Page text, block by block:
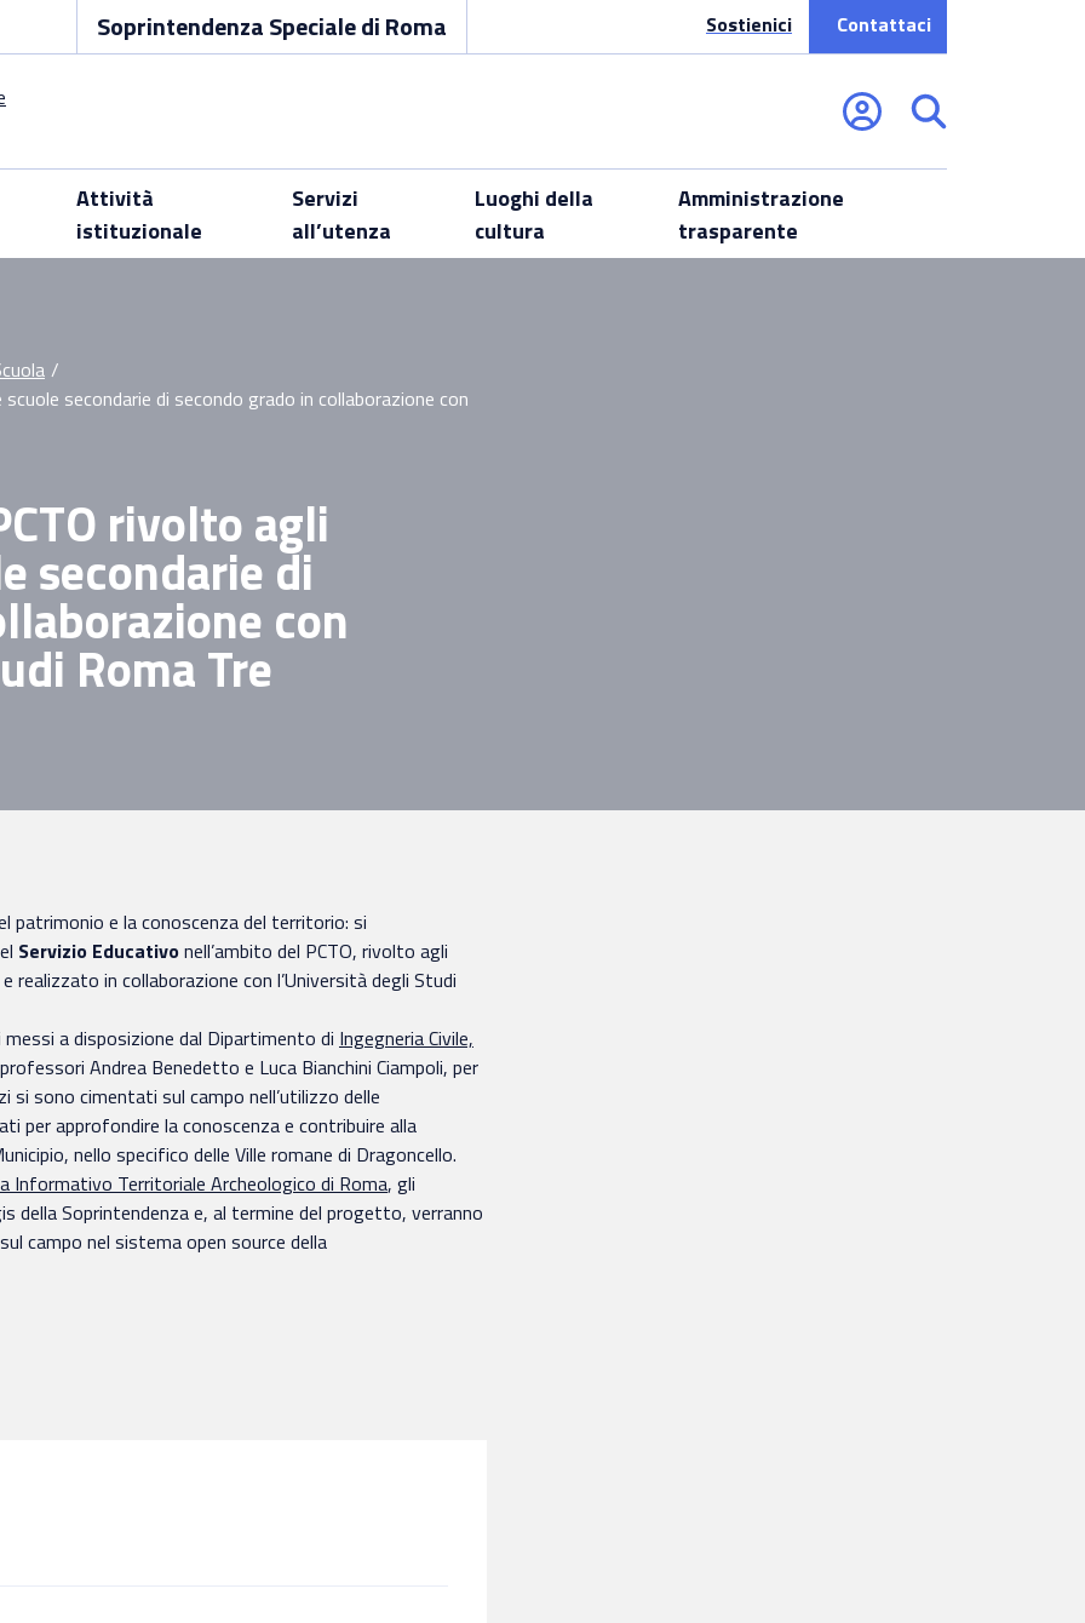
Soprintendenza Speciale di Roma Sostienici Contattaci
Attività
istituzionale
Servizi
all’utenza
Luoghi della
cultura
Amministrazione
trasparente
/
secondarie di secondo grado in collaborazione con
rivolto agli
secondarie di
con
Roma Tre
patrimonio e la conoscenza del territorio: si
Servizio Educativonell’ambito del PCTO, rivolto agli
realizzato in collaborazione con l’Università degli Studi
a disposizione dal Dipartimento di Ingegneria Civile,
Andrea Benedetto e Luca Bianchini Ciampoli, per
sono cimentati sul campo nell’utilizzo delle
per approfondire la conoscenza e contribuire alla
nello specifico delle Ville romane di Dragoncello.
Informativo Territoriale Archeologico di Roma, gli
Soprintendenza e, al termine del progetto, verranno
campo nel sistema open source della